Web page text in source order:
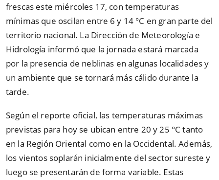
frescas este miércoles 17, con temperaturas
mínimas que oscilan entre 6 y 14 °C en gran parte del
territorio nacional. La Dirección de Meteorología e
Hidrología informó que la jornada estará marcada
por la presencia de neblinas en algunas localidades y
un ambiente que se tornará más cálido durante la
tarde.
Según el reporte oficial, las temperaturas máximas
previstas para hoy se ubican entre 20 y 25 °C tanto
en la Región Oriental como en la Occidental. Además,
los vientos soplarán inicialmente del sector sureste y
luego se presentarán de forma variable. Estas